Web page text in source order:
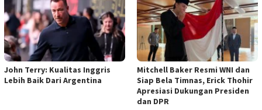
John Terry: Kualitas Inggris
Lebih Baik Dari Argentina
Mitchell Baker Resmi WNI dan
Siap Bela Timnas, Erick Thohir
Apresiasi Dukungan Presiden
dan DPR